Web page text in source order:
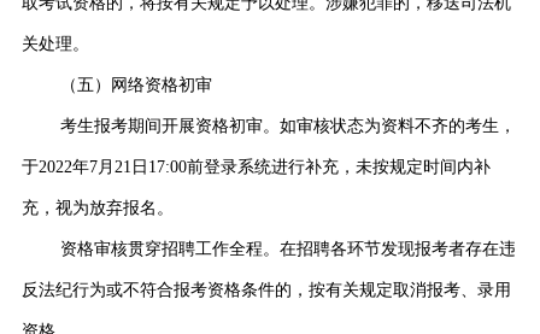
关处理。
（五）网络资格初审
考生报考期间开展资格初审。如审核状态为资料不齐的考生，
于2022年7月21日17:00前登录系统进行补充，未按规定时间内补
充，视为放弃报名。
资格审核贯穿招聘工作全程。在招聘各环节发现报考者存在违
反法纪行为或不符合报考资格条件的，按有关规定取消报考、录用